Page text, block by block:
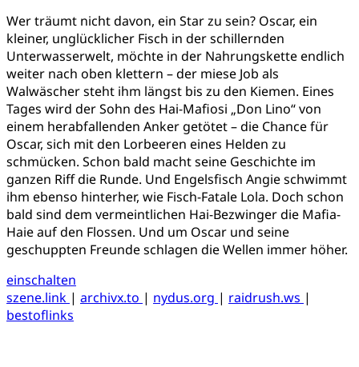
Wer träumt nicht davon, ein Star zu sein? Oscar, ein
kleiner, unglücklicher Fisch in der schillernden
Unterwasserwelt, möchte in der Nahrungskette endlich
weiter nach oben klettern – der miese Job als
Walwäscher steht ihm längst bis zu den Kiemen. Eines
Tages wird der Sohn des Hai-Mafiosi „Don Lino“ von
einem herabfallenden Anker getötet – die Chance für
Oscar, sich mit den Lorbeeren eines Helden zu
schmücken. Schon bald macht seine Geschichte im
ganzen Riff die Runde. Und Engelsfisch Angie schwimmt
ihm ebenso hinterher, wie Fisch-Fatale Lola. Doch schon
bald sind dem vermeintlichen Hai-Bezwinger die Mafia-
Haie auf den Flossen. Und um Oscar und seine
geschuppten Freunde schlagen die Wellen immer höher.
einschalten
szene.link | archivx.to | nydus.org | raidrush.ws |
bestoflinks